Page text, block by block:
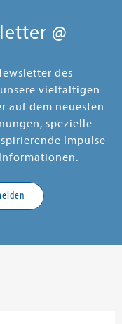
@
des
vielfältigen
auf dem neuesten
spezielle
Impulse